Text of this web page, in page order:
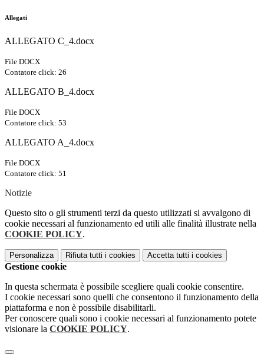
Allegati
ALLEGATO C_4.docx
File DOCX
Contatore click: 26
ALLEGATO B_4.docx
File DOCX
Contatore click: 53
ALLEGATO A_4.docx
File DOCX
Contatore click: 51
Notizie
Questo sito o gli strumenti terzi da questo utilizzati si avvalgono di
cookie necessari al funzionamento ed utili alle finalità illustrate nella
COOKIE POLICY.
Personalizza Rifiuta tutti i cookies Accetta tutti i cookies
Gestione cookie
In questa schermata è possibile scegliere quali cookie consentire.
I cookie necessari sono quelli che consentono il funzionamento della
piattaforma e non è possibile disabilitarli.
Per conoscere quali sono i cookie necessari al funzionamento potete
visionare la COOKIE POLICY.